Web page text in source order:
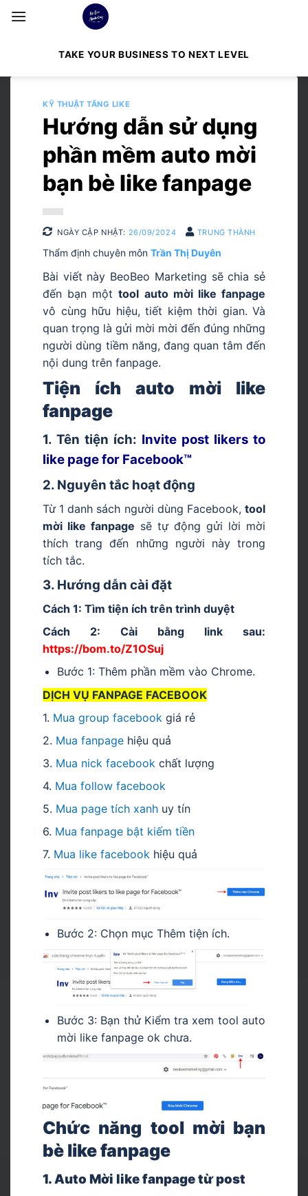
Bỏ
qua
TAKE YOUR BUSINESS TO NEXT LEVEL
KỸ THUẬT TĂNG LIKE
Hướng dẫn sử dụng
phần mềm auto mời
bạn bè like fanpage
NGÀY CẬP NHẬT: 26/09/2024 TRUNG THÀNH
Thẩm định chuyên môn Trần Thị Duyên
Bài viết này BeoBeo Marketing sẽ chia sẻ
đến bạn mộttool auto mời like fanpage
vô cùng hữu hiệu, tiết kiệm thời gian. Và
quan trọng là gửi mời mời đến đúng những
người dùng tiềm năng, đang quan tâm đến
nội dung trên fanpage.
Tiện ích auto mời like
fanpage
1. Tên tiện ích: Invite post likers to
like page for Facebook™
2. Nguyên tắc hoạt động
Từ 1 danh sách người dùng Facebook, tool
mời like fanpage sẽ tự động gửi lời mời
thích trang đến những người này trong
tích tắc.
3. Hướng dẫn cài đặt
Cách 1: Tìm tiện ích trên trình duyệt
Cách 2: Cài bằng link sau:
https://bom.to/Z1OSuj
Bước 1: Thêm phần mềm vào Chrome.
DỊCH VỤ FANPAGE FACEBOOK
1. Mua group facebook giá rẻ
2. Mua fanpage hiệu quả
3. Mua nick facebook chất lượng
4. Mua follow facebook
5. Mua page tích xanh uy tín
6. Mua fanpage bật kiếm tiền
7. Mua like facebook hiệu quả
Bước 2: Chọn mục Thêm tiện ích.
Bước 3: Bạn thử Kiểm tra xem tool auto
mời like fanpage ok chưa.
Chức năng tool mời bạn
bè like fanpage
1. Auto Mời like fanpage từ post